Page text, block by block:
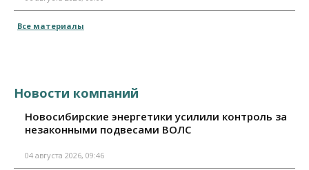
Все материалы
Новости компаний
Новосибирские энергетики усилили контроль за
незаконными подвесами ВОЛС
04 августа 2026, 09:46